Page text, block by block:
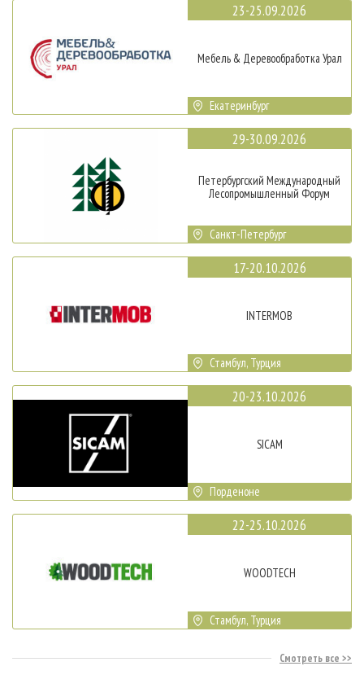
23-25.09.2026
Мебель & Деревообработка Урал
Екатеринбург
29-30.09.2026
Петербургский Международный
Лесопромышленный Форум
Санкт-Петербург
17-20.10.2026
INTERMOB
Стамбул, Турция
20-23.10.2026
SICAM
Порденоне
22-25.10.2026
WOODTECH
Стамбул, Турция
Смотреть все